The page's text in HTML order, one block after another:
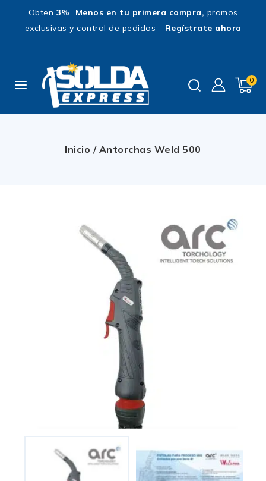
Obten 3% Menos en tu primera compra, promos
exclusivas y control de pedidos - Regístrate ahora
0
Inicio / Antorchas Weld 500